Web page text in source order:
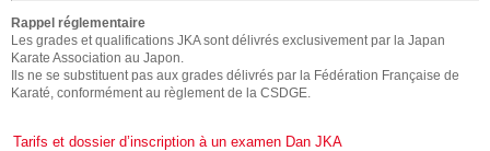
Rappel réglementaire
Les grades et qualifications JKA sont délivrés exclusivement par la Japan
Karate Association au Japon.
Ils ne se substituent pas aux grades délivrés par la Fédération Française de
Karaté, conformément au règlement de la CSDGE.
Tarifs et dossier d’inscription à un examen Dan JKA